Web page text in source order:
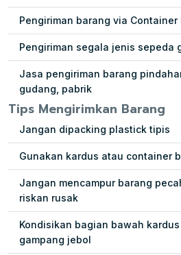
Pengiriman barang via Container
Pengiriman segala jenis sepeda
Jasa pengiriman barang
gudang, pabrik
Tips Mengirimkan Barang
Jangan dipacking plastick tipis
Gunakan kardus atau container
Jangan mencampur barang
riskan rusak
Kondisikan bagian bawah
gampang jebol